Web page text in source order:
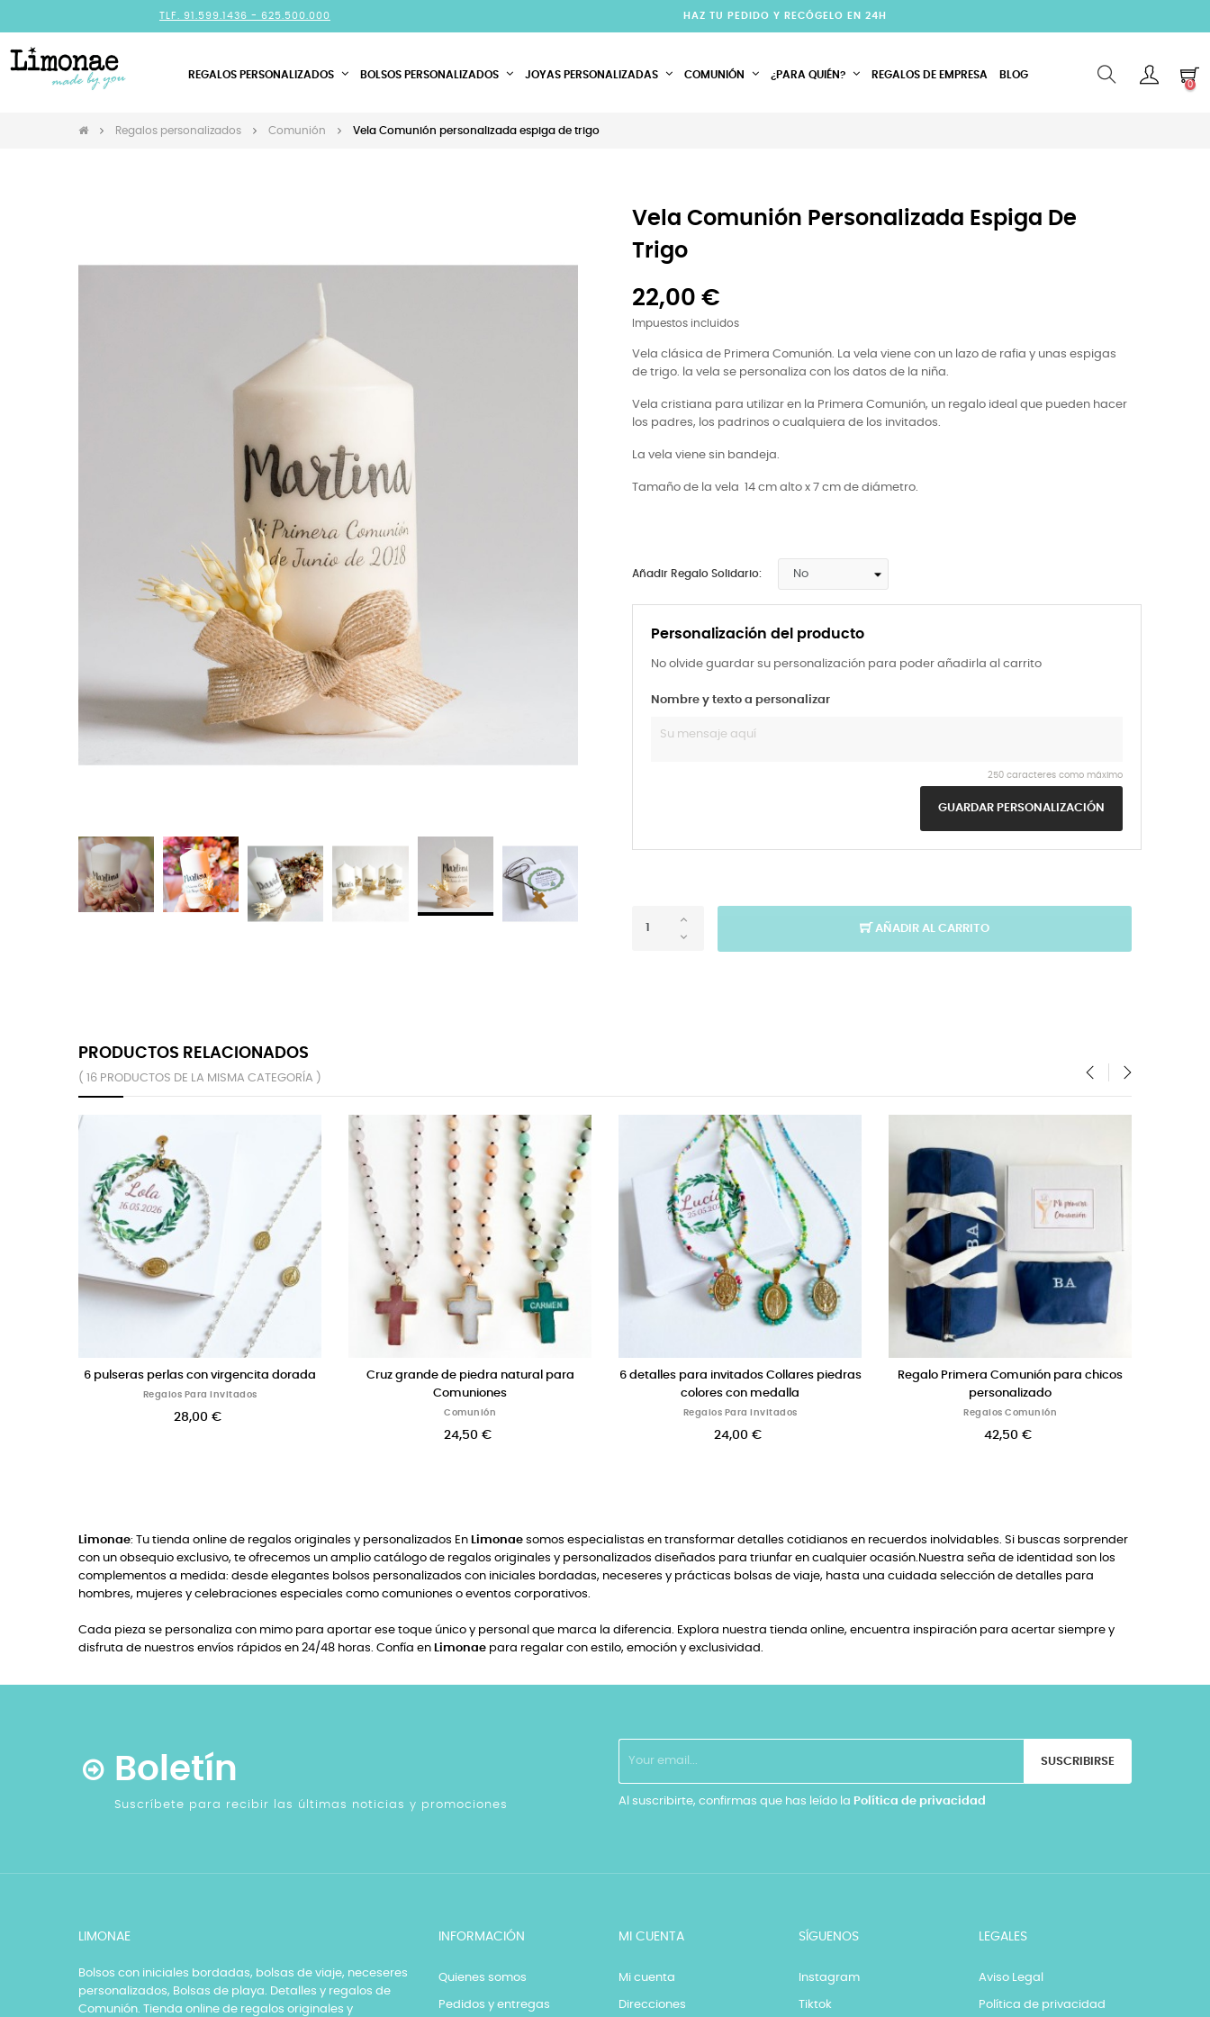
TLF. 91.599.1436 - 625.500.000 HAZ TU PEDIDO Y RECÓGELO EN 24H
REGALOS PERSONALIZADOS BOLSOS PERSONALIZADOS JOYAS PERSONALIZADAS COMUNIÓN ¿PARA QUIÉN? REGALOS DE EMPRESA BLOG
0
Regalos personalizados Comunión Vela Comunión personalizada espiga de trigo
Vela Comunión Personalizada Espiga De
Trigo
22,00 €
Impuestos incluidos
Vela clásica de Primera Comunión. La vela viene con un lazo de rafia y unas espigas
de trigo. la vela se personaliza con los datos de la niña.
Vela cristiana para utilizar en la Primera Comunión, un regalo ideal que pueden hacer
los padres, los padrinos o cualquiera de los invitados.
La vela viene sin bandeja.
Tamaño de la vela 14 cm alto x 7 cm de diámetro.
Personalización del producto
No olvide guardar su personalización para poder añadirla al carrito
Nombre y texto a personalizar
250 caracteres como máximo
GUARDAR PERSONALIZACIÓN
Añadir Regalo Solidario:
AÑADIR AL CARRITO
PRODUCTOS RELACIONADOS
( 16 PRODUCTOS DE LA MISMA CATEGORÍA )
Comunión para chicos
6 pulseras cruz grabadas con el nombre
Bolsa de lona "Arena" con iniciales
Set de 6 chocolatinas como detalle para
invitados a Bautizos o Comuniones
Collar de terciopelo con estrella
Limonae: Tu tienda online de regalos originales y personalizados En Limonae somos especialistas en transformar detalles cotidianos en recuerdos inolvidables. Si buscas sorprender
con un obsequio exclusivo, te ofrecemos un amplio catálogo de regalos originales y personalizados diseñados para triunfar en cualquier ocasión.Nuestra seña de identidad son los
complementos a medida: desde elegantes bolsos personalizados con iniciales bordadas, neceseres y prácticas bolsas de viaje, hasta una cuidada selección de detalles para
hombres, mujeres y celebraciones especiales como comuniones o eventos corporativos.
Cada pieza se personaliza con mimo para aportar ese toque único y personal que marca la diferencia. Explora nuestra tienda online, encuentra inspiración para acertar siempre y
disfruta de nuestros envíos rápidos en 24/48 horas. Confía en Limonae para regalar con estilo, emoción y exclusividad.
Boletín
Suscríbete para recibir las últimas noticias y promociones
SUSCRIBIRSE
Al suscribirte, confirmas que has leído la Política de privacidad
LIMONAE
Bolsos con iniciales bordadas, bolsas de viaje, neceseres
personalizados, Bolsas de playa. Detalles y regalos de
Comunión. Tienda online de regalos originales y
INFORMACIÓN
Quienes somos
Pedidos y entregas
MI CUENTA
Mi cuenta
Direcciones
SÍGUENOS
Instagram
Tiktok
LEGALES
Aviso Legal
Política de privacidad